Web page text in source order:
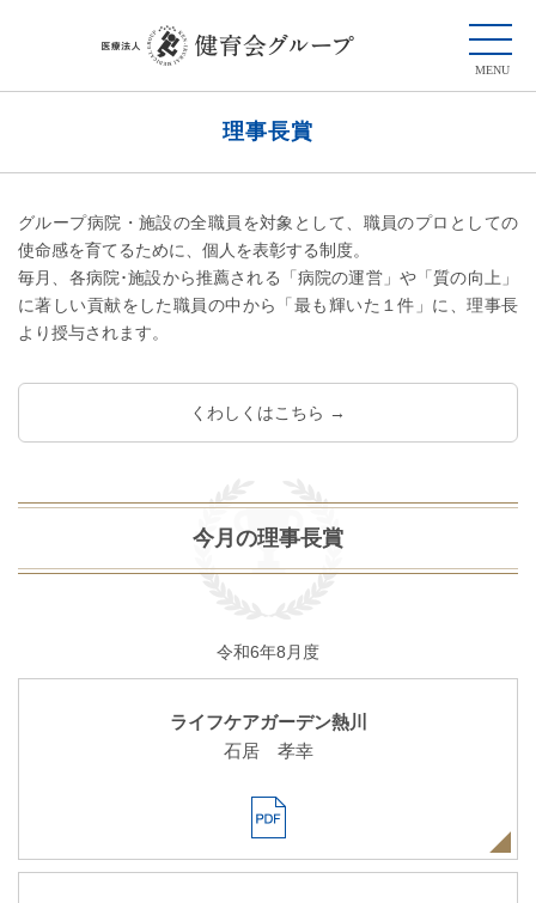
理事長賞
グループ病院・施設の全職員を対象として、職員のプロとしての
使命感を育てるために、個人を表彰する制度。
毎月、各病院･施設から推薦される「病院の運営」や「質の向上」
に著しい貢献をした職員の中から「最も輝いた１件」に、理事長
より授与されます。
くわしくはこちら →
今月の理事長賞
令和6年8月度
ライフケアガーデン熱川
石居 孝幸